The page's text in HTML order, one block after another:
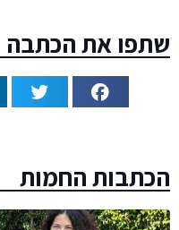
שתפו את הכתבה
הכתבות החמות